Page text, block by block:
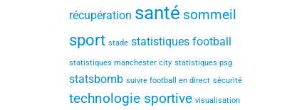
récupération santé sommeil
sport stade statistiques football
statistiques manchester city statistiques psg
statsbomb suivre football en direct sécurité
technologie sportive visualisation